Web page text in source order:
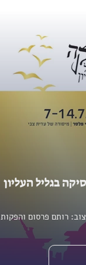
בגליל העליון
רותם פרסום והפקות